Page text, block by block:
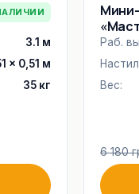
3.1 м
× 0,51 м
35 кг
Раб.
Вес:
6 180